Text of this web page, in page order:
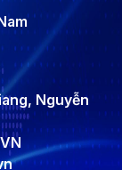
Nguyễn